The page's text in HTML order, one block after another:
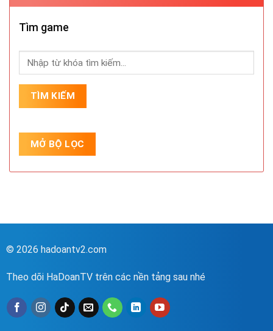
Tìm game
© 2026 hadoantv2.com
Theo dõi HaDoanTV trên các nền tảng sau nhé